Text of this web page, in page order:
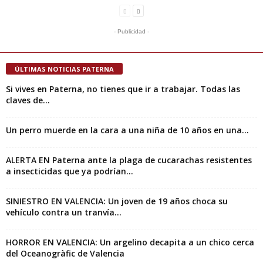
- Publicidad -
ÚLTIMAS NOTICIAS PATERNA
Si vives en Paterna, no tienes que ir a trabajar. Todas las
claves de...
Un perro muerde en la cara a una niña de 10 años en una...
ALERTA EN Paterna ante la plaga de cucarachas resistentes
a insecticidas que ya podrían...
SINIESTRO EN VALENCIA: Un joven de 19 años choca su
vehículo contra un tranvía...
HORROR EN VALENCIA: Un argelino decapita a un chico cerca
del Oceanogràfic de Valencia